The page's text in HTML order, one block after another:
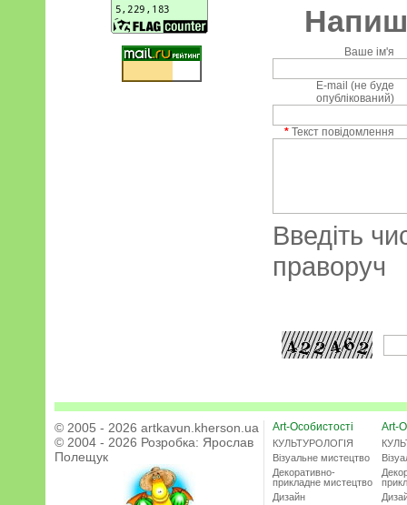
Ваше ім'я
E-mail (не буде
опублікований)
* Текст повідомлення
Введіть
праворуч
© 2005 - 2026 artkavun.kherson.ua
© 2004 - 2026 Розробка: Ярослав
Полещук
Art-Особистості
КУЛЬТУРОЛОГІЯ
Візуальне мистецтво
Декоративно-
прикладне мистецтво
Дизайн
Art-